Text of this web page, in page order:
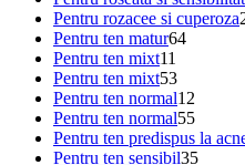
Pentru rozacee si cuperoza
Pentru ten matur6464
Pentru ten mixt11
produse
Pentru ten mixt5353
de
produse
Pentru ten normal12
produse
Pentru ten normal5555
de
produse
Pentru ten predispus la
Pentru ten sensibil3535